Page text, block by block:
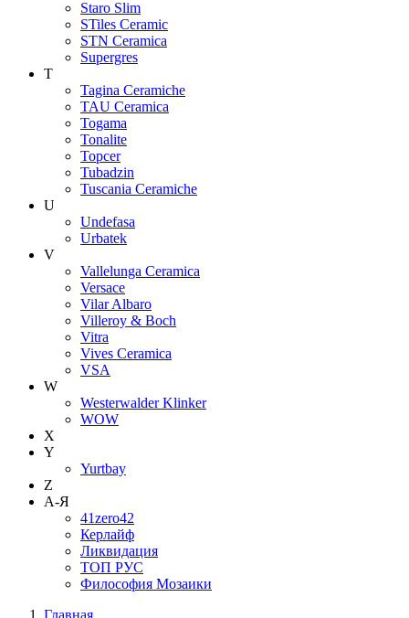
Staro Slim
STiles Ceramic
STN Ceramica
Supergres
T
Tagina Ceramiche
TAU Ceramica
Togama
Tonalite
Topcer
Tubadzin
Tuscania Ceramiche
U
Undefasa
Urbatek
V
Vallelunga Ceramica
Versace
Vilar Albaro
Villeroy & Boch
Vitra
Vives Ceramica
VSA
W
Westerwalder Klinker
WOW
X
Y
Yurtbay
Z
А-Я
41zero42
Керлайф
Ликвидация
ТОП РУС
Философия Мозаики
Главная